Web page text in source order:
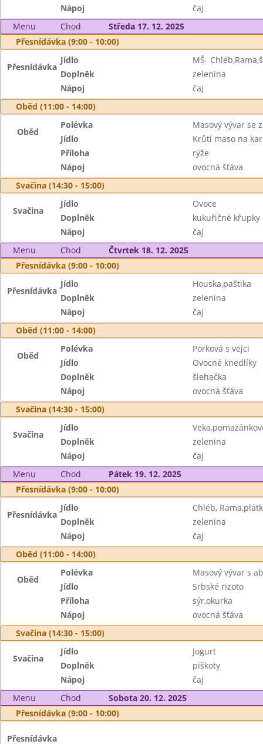
Nápoj
čaj
Menu
Chod
Středa 17. 12. 2025
Přesnídávka (9:00 - 10:00)
Přesnídávka
Jídlo
MŠ-
Doplněk
zelenina
Nápoj
čaj
Oběd (11:00 - 14:00)
Oběd
Polévka
Masový vývar se
Jídlo
Krůtí maso na
Příloha
rýže
Nápoj
ovocná šťáva
Svačina (14:30 - 15:00)
Svačina
Jídlo
Ovoce
Doplněk
kukuřičné křupky
Nápoj
čaj
Menu
Chod
Čtvrtek 18. 12. 2025
Přesnídávka (9:00 - 10:00)
Přesnídávka
Jídlo
Houska,paštika
Doplněk
zelenina
Nápoj
čaj
Oběd (11:00 - 14:00)
Oběd
Polévka
Porková s vejci
Jídlo
Ovocné knedlíky
Doplněk
šlehačka
Nápoj
ovocná šťáva
Svačina (14:30 - 15:00)
Svačina
Jídlo
Doplněk
zelenina
Nápoj
čaj
Menu
Chod
Pátek 19. 12. 2025
Přesnídávka (9:00 - 10:00)
Přesnídávka
Jídlo
Chléb,
Doplněk
zelenina
Nápoj
čaj
Oběd (11:00 - 14:00)
Oběd
Polévka
Masový vývar s
Jídlo
Srbské rizoto
Příloha
sýr,okurka
Nápoj
ovocná šťáva
Svačina (14:30 - 15:00)
Svačina
Jídlo
Jogurt
Doplněk
piškoty
Nápoj
čaj
Menu
Chod
Sobota 20. 12. 2025
Přesnídávka (9:00 - 10:00)
Přesnídávka